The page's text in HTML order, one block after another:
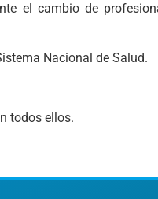
el cambio de
Nacional de Salud.
todos ellos.